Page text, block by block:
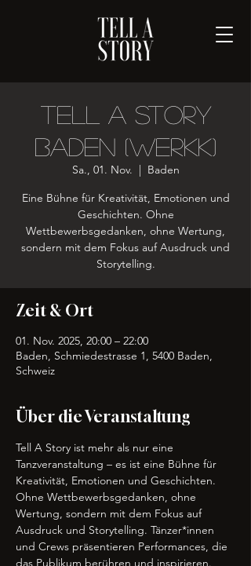
Tell A Story
Baden (Werkk)
Sa., 01. Nov.
  |
Baden
Eine Bühne für Kreativität, Emotionen und
Geschichten. Ohne
Wettbewerbsgedanken, ohne Wertung,
sondern mit dem Fokus auf Ausdruck und
Storytelling.
Zeit & Ort
01. Nov. 2025, 20:00 – 22:00
Baden, Schmiedestrasse 1, 5400 Baden,
Schweiz
Über die Veranstaltung
Tell A Story ist mehr als nur eine
Tanzveranstaltung – es ist eine Bühne für
Kreativität, Emotionen und Geschichten.
Ohne Wettbewerbsgedanken, ohne
Wertung, sondern mit dem Fokus auf
Ausdruck und Storytelling. Tänzer*innen
und Crews präsentieren Performances, die
das Publikum berühren und inspirieren.